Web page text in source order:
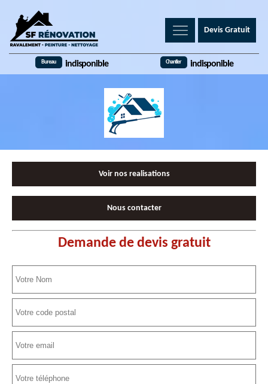
Devis Gratuit
Bureau indisponible Chantier indisponible
Voir nos realisations
Nous contacter
Demande de devis gratuit